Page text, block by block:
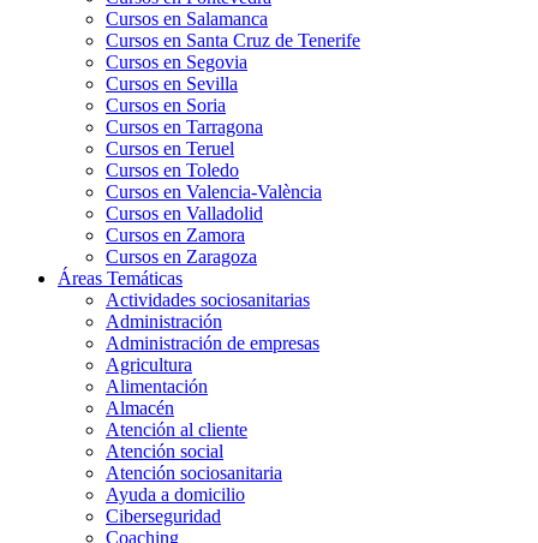
Cursos en Salamanca
Cursos en Santa Cruz de Tenerife
Cursos en Segovia
Cursos en Sevilla
Cursos en Soria
Cursos en Tarragona
Cursos en Teruel
Cursos en Toledo
Cursos en Valencia-València
Cursos en Valladolid
Cursos en Zamora
Cursos en Zaragoza
Áreas Temáticas
Actividades sociosanitarias
Administración
Administración de empresas
Agricultura
Alimentación
Almacén
Atención al cliente
Atención social
Atención sociosanitaria
Ayuda a domicilio
Ciberseguridad
Coaching